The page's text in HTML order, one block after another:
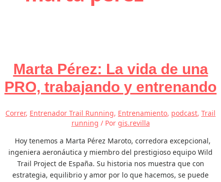
Marta Pérez: La vida de una
PRO, trabajando y entrenando
Correr, Entrenador Trail Running, Entrenamiento, podcast, Trail
running / Por gis.revilla
Hoy tenemos a Marta Pérez Maroto, corredora excepcional,
ingeniera aeronáutica y miembro del prestigioso equipo Wild
Trail Project de España. Su historia nos muestra que con
estrategia, equilibrio y amor por lo que hacemos, se puede